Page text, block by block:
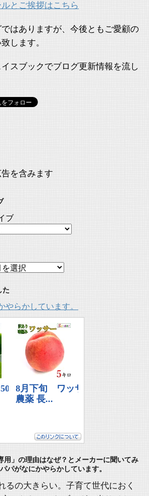
とご挨拶はこちら
はありますが、今後ともご愛顧の
します。
スブックでブログ更新情報を流し
を含みます
ブ
た
やらかしています。
用」の理由はなぜ？とメーカーに聞いてみ
パがなにかやらかしています。
るの大きらい。子育て世代におく